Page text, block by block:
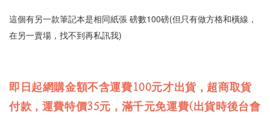
這個有另一款筆記本是相同紙張 磅數100磅(但只有做方格和橫線，
在另一賣場，找不到再私訊我)
即日起網購金額不含運費100元才出貨，超商取貨
付款，運費特價35元，滿千元免運費(出貨時後台會